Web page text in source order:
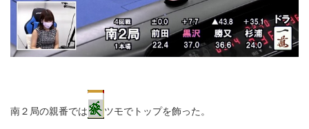
南２局の親番では ツモでトップを飾った。